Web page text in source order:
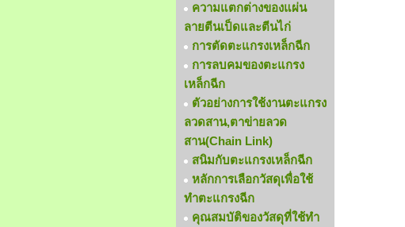
ความแตกต่างของแผ่น
ลายตีนเป็ดและตีนไก่
การตัดตะแกรงเหล็กฉีก
การลบคมของตะแกรง
เหล็กฉีก
ตัวอย่างการใช้งานตะแกรง
ลวดสาน,ตาข่ายลวด
สาน(Chain Link)
สนิมกับตะแกรงเหล็กฉีก
หลักการเลือกวัสดุเพื่อใช้
ทำตะแกรงฉีก
คุณสมบัติของวัสดุที่ใช้ทำ